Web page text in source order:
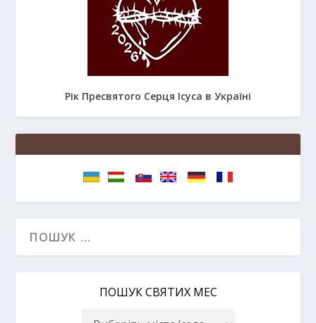
Рік Пресвятого Серця Ісуса в Україні
ПОШУК СВЯТИХ МЕС